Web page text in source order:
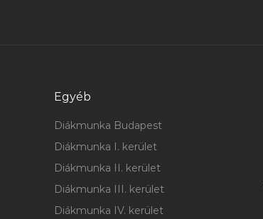
Egyéb
Diákmunka Budapest
Diákmunka I. kerület
Diákmunka II. kerület
Diákmunka III. kerület
Diákmunka IV. kerület